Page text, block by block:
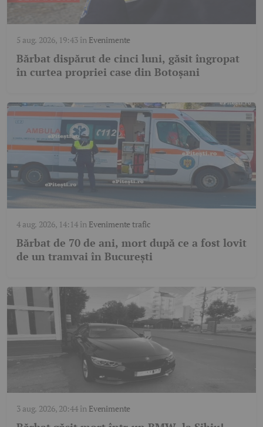
5 aug. 2026, 19:43în Evenimente
Bărbat dispărut de cinci luni, găsit îngropat
în curtea propriei case din Botoșani
4 aug. 2026, 14:14în Evenimente trafic
Bărbat de 70 de ani, mort după ce a fost lovit
de un tramvai în București
3 aug. 2026, 20:44în Evenimente